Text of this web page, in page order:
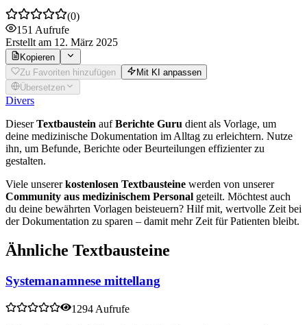
(0)
151 Aufrufe
Erstellt am 12. März 2025
Kopieren
Zu Favoriten hinzufügen
Mit KI anpassen
Übersetzen
Divers
DieserTextbaustein aufBerichte Guru dient als Vorlage, um
deine medizinische Dokumentation im Alltag zu erleichtern. Nutze
ihn, um Befunde, Berichte oder Beurteilungen effizienter zu
gestalten.
Viele unsererkostenlosen Textbausteine werden von unserer
Community aus medizinischem Personal geteilt. Möchtest auch
du deine bewährten Vorlagen beisteuern? Hilf mit, wertvolle Zeit bei
der Dokumentation zu sparen – damit mehr Zeit für Patienten bleibt.
Ähnliche Textbausteine
Systemanamnese mittellang
1294 Aufrufe